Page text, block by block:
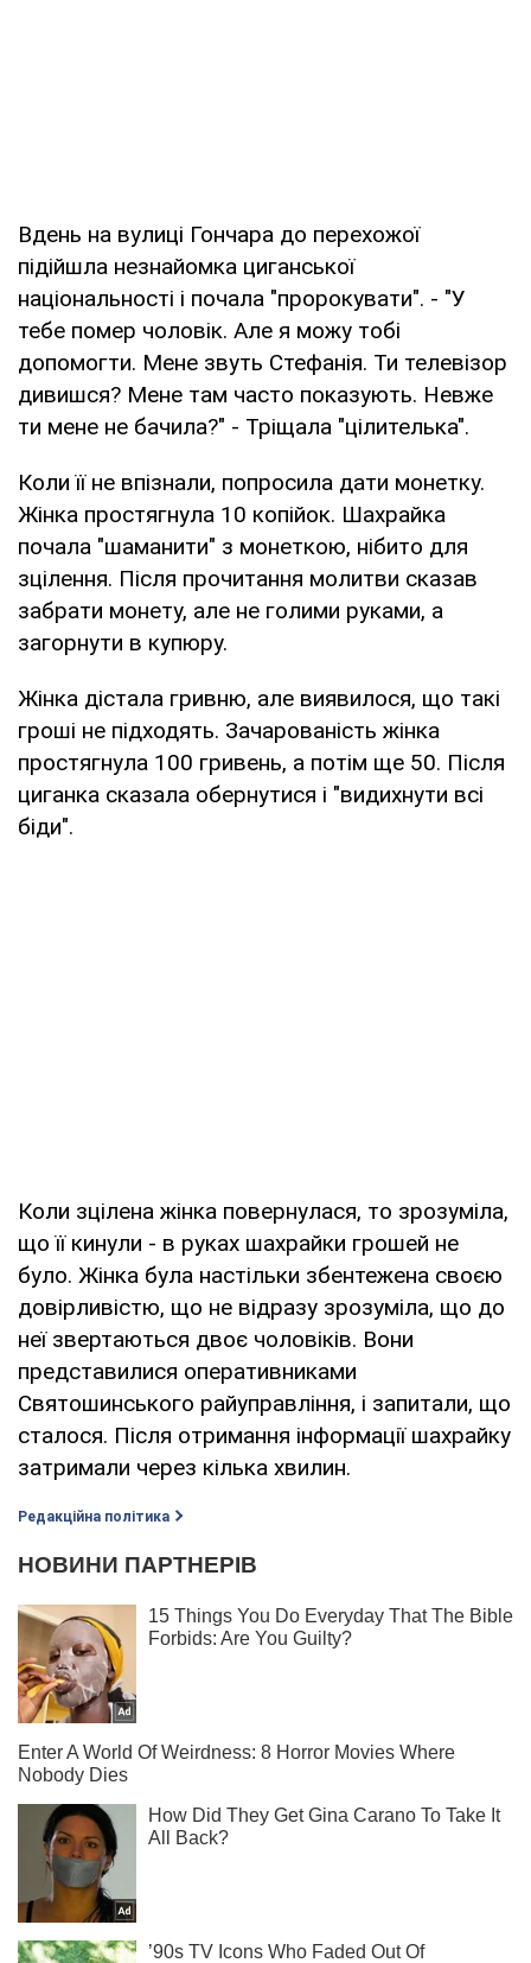
Вдень на вулиці Гончара до перехожої
підійшла незнайомка циганської
національності і почала "пророкувати". - "У
тебе помер чоловік. Але я можу тобі
допомогти. Мене звуть Стефанія. Ти телевізор
дивишся? Мене там часто показують. Невже
ти мене не бачила?" - Тріщала "цілителька".
Коли її не впізнали, попросила дати монетку.
Жінка простягнула 10 копійок. Шахрайка
почала "шаманити" з монеткою, нібито для
зцілення. Після прочитання молитви сказав
забрати монету, але не голими руками, а
загорнути в купюру.
Жінка дістала гривню, але виявилося, що такі
гроші не підходять. Зачарованість жінка
простягнула 100 гривень, а потім ще 50. Після
циганка сказала обернутися і "видихнути всі
біди".
Коли зцілена жінка повернулася, то зрозуміла,
що її кинули - в руках шахрайки грошей не
було. Жінка була настільки збентежена своєю
довірливістю, що не відразу зрозуміла, що до
неї звертаються двоє чоловіків. Вони
представилися оперативниками
Святошинського райуправління, і запитали, що
сталося. Після отримання інформації шахрайку
затримали через кілька хвилин.
Редакційна політика